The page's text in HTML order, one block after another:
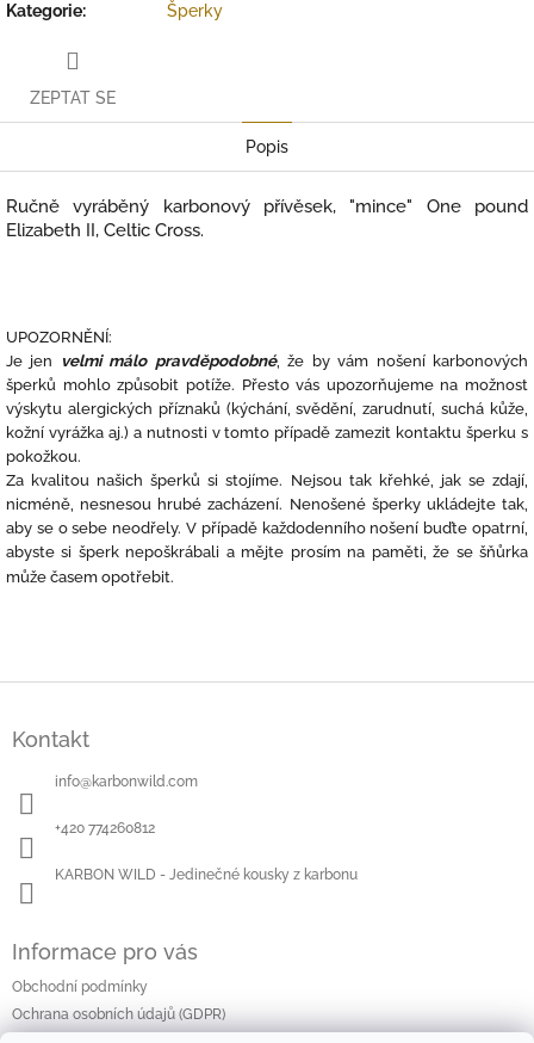
Kategorie: Šperky
ZEPTAT SE
Popis
Ručně vyráběný karbonový přívěsek, "mince" One pound
Elizabeth II, Celtic Cross.
UPOZORNĚNÍ:
Je jen velmi málo pravděpodobné, že by vám nošení karbonových
šperků mohlo způsobit potíže. Přesto vás upozorňujeme na možnost
výskytu alergických příznaků (kýchání, svědění, zarudnutí, suchá kůže,
kožní vyrážka aj.) a nutnosti v tomto případě zamezit kontaktu šperku s
pokožkou.
Za kvalitou našich šperků si stojíme. Nejsou tak křehké, jak se zdají,
nicméně, nesnesou hrubé zacházení. Nenošené šperky ukládejte tak,
aby se o sebe neodřely. V případě každodenního nošení buďte opatrní,
abyste si šperk nepoškrábali a mějte prosím na paměti, že se šňůrka
může časem opotřebit.
Kontakt
info@karbonwild.com
+420 774260812
KARBON WILD - Jedinečné kousky z karbonu
Informace pro vás
Obchodní podmínky
Ochrana osobních údajů (GDPR)